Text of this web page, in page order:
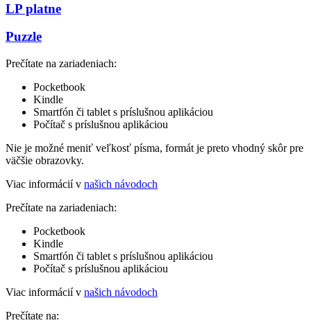
LP platne
Puzzle
Prečítate na zariadeniach:
Pocketbook
Kindle
Smartfón či tablet s príslušnou aplikáciou
Počítač s príslušnou aplikáciou
Nie je možné meniť veľkosť písma, formát je preto vhodný skôr pre
väčšie obrazovky.
Viac informácií v našich návodoch
Prečítate na zariadeniach:
Pocketbook
Kindle
Smartfón či tablet s príslušnou aplikáciou
Počítač s príslušnou aplikáciou
Viac informácií v našich návodoch
Prečítate na: